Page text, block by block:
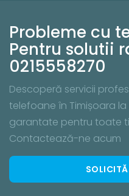
Probleme cu
Pentru solutii
0215558270
Descoperă servicii
telefoane în Timișoara la
garantate pentru toate
Contactează-ne acum
SOLICITĂ